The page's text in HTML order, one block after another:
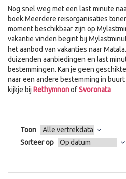
Nog snel weg met een last minute
boek.Meerdere reisorganisaties
moment beschikbaar zijn op
vakantie vinden begint bij
het aanbod van vakanties naar
duizenden aanbiedingen en last
bestemmingen. Kan je geen
naar een andere bestemming in
kijkje bij RethymnonofSvoronata
Toon
Sorteer op